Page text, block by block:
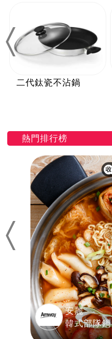
Previous
二代鈦瓷不沾鍋
熱門排行榜
Previous
安麗
韓式部隊鍋